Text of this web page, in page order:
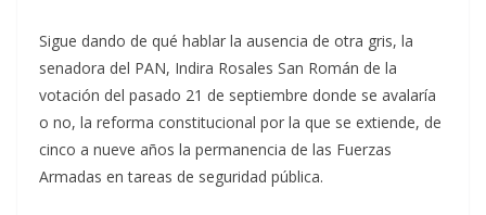
Sigue dando de qué hablar la ausencia de otra gris, la
senadora del PAN, Indira Rosales San Román de la
votación del pasado 21 de septiembre donde se avalaría
o no, la reforma constitucional por la que se extiende, de
cinco a nueve años la permanencia de las Fuerzas
Armadas en tareas de seguridad pública.